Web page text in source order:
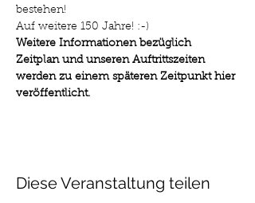
bestehen!
Auf weitere 150 Jahre! :-)
Weitere Informationen bezüglich
Zeitplan und unseren Auftrittszeiten
werden zu einem späteren Zeitpunkt hier
veröffentlicht.
Diese Veranstaltung teilen